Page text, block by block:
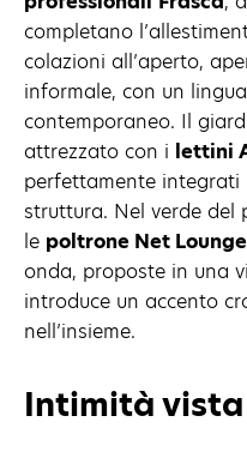
completano
colazioni all’aperto,
informale, con un
contemporaneo. Il
attrezzato con i lettini
perfettamente
struttura. Nel verde del
le poltrone Net Lounge
onda, proposte in una
introduce un accento
nell’insieme.
Intimità